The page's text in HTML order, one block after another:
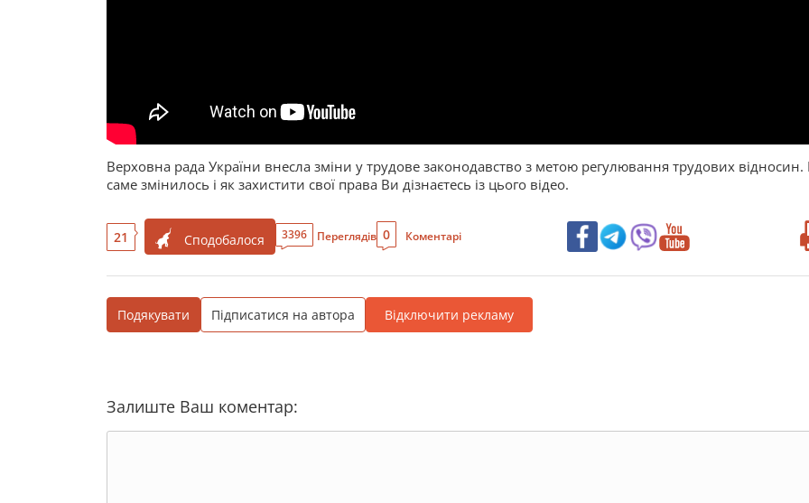
Верховна рада України внесла зміни у трудове законодавство з метою регулювання трудових
саме змінилось і як захистити свої права Ви дізнаєтесь із цього відео.
21 Сподобалося 3396 Переглядів 0 Коментарі
Подякувати Підписатися на автора Відключити рекламу
Залиште Ваш коментар: